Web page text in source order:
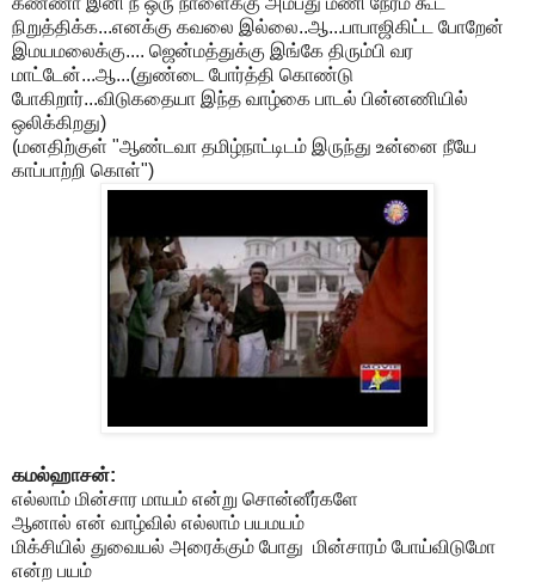
நிறுத்திக்க...எனக்கு கவலை இல்லை..ஆ...பாபாஜிகிட்ட போறேன்
இமயமலைக்கு.... ஜென்மத்துக்கு இங்கே திரும்பி வர
மாட்டேன்...ஆ...(துண்டை போர்த்தி கொண்டு
போகிறார்...விடுகதையா இந்த வாழ்கை பாடல் பின்னணியில்
ஒலிக்கிறது)
(மனதிற்குள் "ஆண்டவா தமிழ்நாட்டிடம் இருந்து உன்னை நீயே
காப்பாற்றி கொள்")
கமல்ஹாசன்:
எல்லாம் மின்சார மாயம் என்று சொன்னீர்களே
ஆனால் என் வாழ்வில் எல்லாம் பயமயம்
மிக்சியில் துவையல் அரைக்கும் போது மின்சாரம் போய்விடுமோ
என்ற பயம்